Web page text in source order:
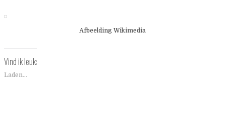
Afbeelding Wikimedia
Vind ik leuk:
Laden...